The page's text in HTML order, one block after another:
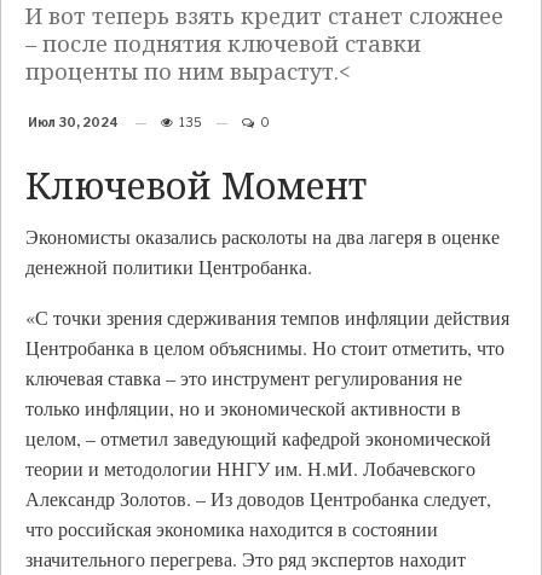
И вот теперь взять кредит станет сложнее
– после поднятия ключевой ставки
проценты по ним вырастут.<
Июл 30, 2024 135 0
Ключевой Момент
Экономисты оказались расколоты на два лагеря в оценке
денежной политики Центробанка.
«С точки зрения сдерживания темпов инфляции действия
Центробанка в целом объяснимы. Но стоит отметить, что
ключевая ставка – это инструмент регулирования не
только инфляции, но и экономической активности в
целом, – отметил заведующий кафедрой экономической
теории и методологии ННГУ им. Н.мИ. Лобачевского
Александр Золотов. – Из доводов Центробанка следует,
что российская экономика находится в состоянии
значительного перегрева. Это ряд экспертов находит